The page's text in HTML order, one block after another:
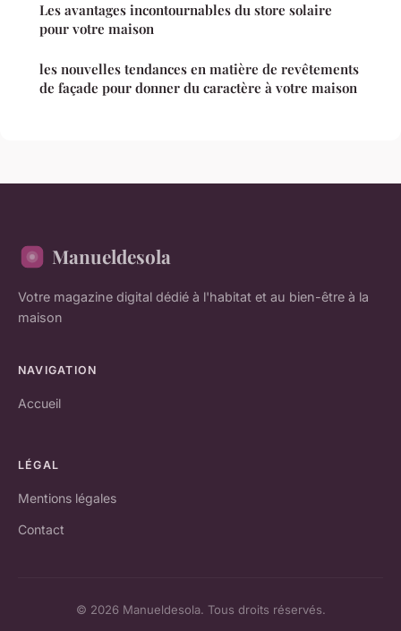
Les avantages incontournables du store solaire
pour votre maison
les nouvelles tendances en matière de revêtements
de façade pour donner du caractère à votre maison
Manueldesola
Votre magazine digital dédié à l'habitat et au bien-être à la
maison
NAVIGATION
Accueil
LÉGAL
Mentions légales
Contact
© 2026 Manueldesola. Tous droits réservés.